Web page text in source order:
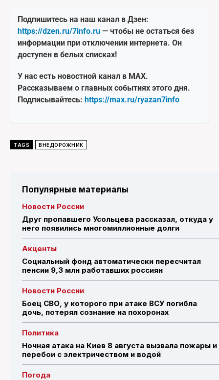
Подпишитесь на наш канал в Дзен:
https://dzen.ru/7info.ru — чтобы не остаться без
информации при отключении интернета. Он
доступен в белых списках!
У нас есть новостной канал в MAX.
Рассказываем о главных событиях этого дня.
Подписывайтесь: https://max.ru/ryazan7info
TAGS ВНЕДОРОЖНИК
Популярные материалы
Новости России
Друг пропавшего Усольцева рассказал, откуда у
него появились многомиллионные долги
Акценты
Социальный фонд автоматически пересчитал
пенсии 9,3 млн работавших россиян
Новости России
Боец СВО, у которого при атаке ВСУ погибла
дочь, потерял сознание на похоронах
Политика
Ночная атака на Киев 8 августа вызвала пожары и
перебои с электричеством и водой
Погода